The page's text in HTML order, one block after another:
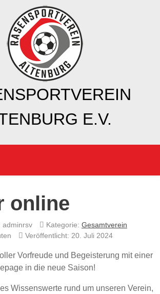
E.V.
online
adminrsv Kategorie: Gesamtverein
Veröffentlicht: 20. Juli 2024
Vorfreude und Begeisterung mit einer
in die neue Saison!
Wissenswerte rund um unseren Verein,